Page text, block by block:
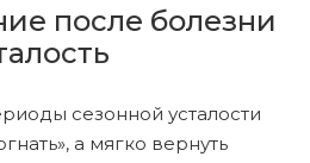
после болезни
сезонной усталости
а мягко вернуть